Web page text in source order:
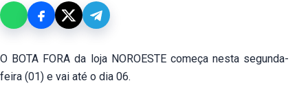
O BOTA FORA da loja NOROESTE começa nesta segunda-
feira (01) e vai até o dia 06.